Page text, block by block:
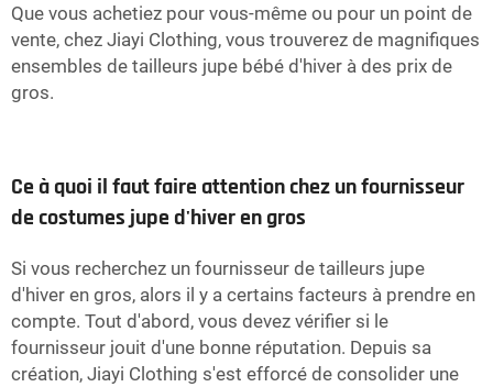
Que vous achetiez pour vous-même ou pour un point de
vente, chez Jiayi Clothing, vous trouverez de magnifiques
ensembles de tailleurs jupe bébé d'hiver à des prix de
gros.
Ce à quoi il faut faire attention chez un fournisseur
de costumes jupe d'hiver en gros
Si vous recherchez un fournisseur de tailleurs jupe
d'hiver en gros, alors il y a certains facteurs à prendre en
compte. Tout d'abord, vous devez vérifier si le
fournisseur jouit d'une bonne réputation. Depuis sa
création, Jiayi Clothing s'est efforcé de consolider une